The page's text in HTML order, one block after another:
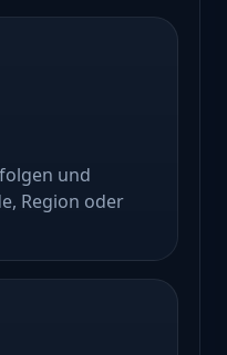
und
Region oder